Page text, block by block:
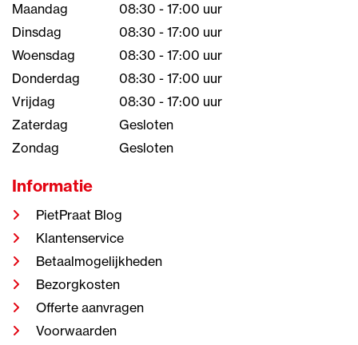
Maandag
08:30 - 17:00 uur
Dinsdag
08:30 - 17:00 uur
Woensdag
08:30 - 17:00 uur
Donderdag
08:30 - 17:00 uur
Vrijdag
08:30 - 17:00 uur
Zaterdag
Gesloten
Zondag
Gesloten
Informatie
PietPraat Blog
Klantenservice
Betaalmogelijkheden
Bezorgkosten
Offerte aanvragen
Voorwaarden